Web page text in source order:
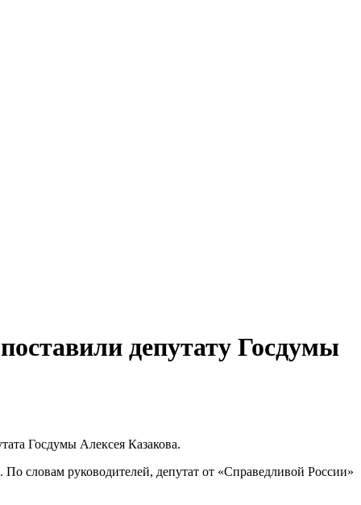
депутату Госдумы
Госдумы Алексея Казакова.
словам руководителей, депутат от «Справедливой России»